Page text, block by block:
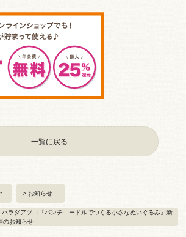
一覧に戻る
> お知らせ
ラダアツコ『パンチニードルでつくる小さなぬいぐるみ』新
のお知らせ